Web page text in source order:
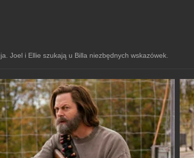
Joel i Ellie szukają u Billa niezbędnych wskazówek.